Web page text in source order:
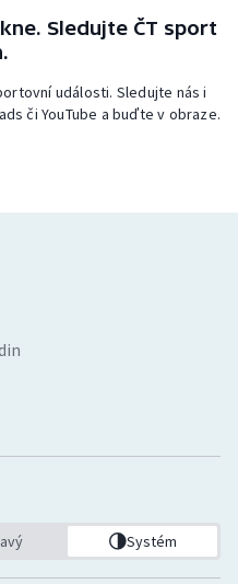
Sledujte ČT sport
události. Sledujte nás i
či YouTube a buďte v obraze.
Systém